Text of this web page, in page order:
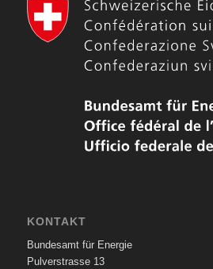
KONTAKT
Bundesamt für Energie
Pulverstrasse 13